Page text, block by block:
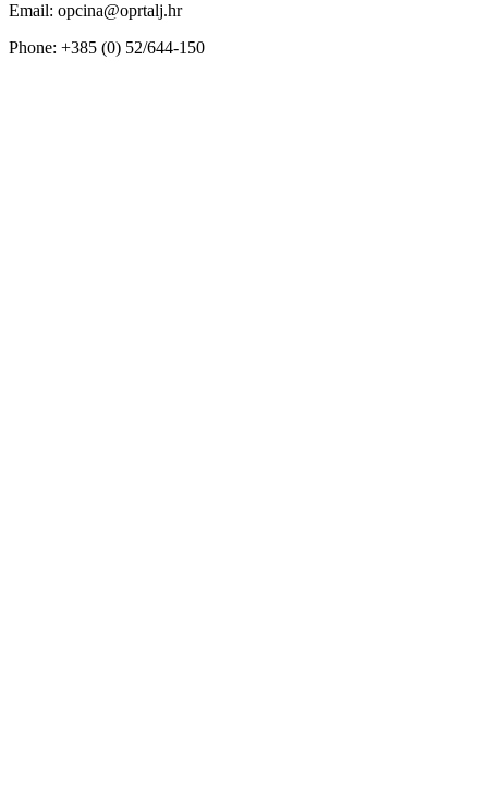
Email: opcina@oprtalj.hr
Phone: +385 (0) 52/644-150